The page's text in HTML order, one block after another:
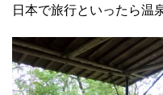
日本で旅行といったら温